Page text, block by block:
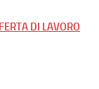
DI LAVORO